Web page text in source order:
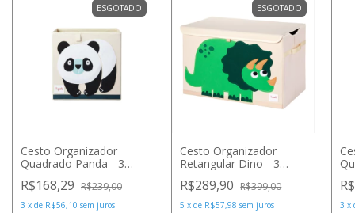
ESGOTADO
Cesto Organizador
Quadrado Panda - 3
R$168,29 R$239,00
3 x de R$56,10 sem juros
ESGOTADO
Cesto Organizador
Retangular Dino - 3
R$289,90 R$399,00
5 xde R$57,98 sem juros 3 x